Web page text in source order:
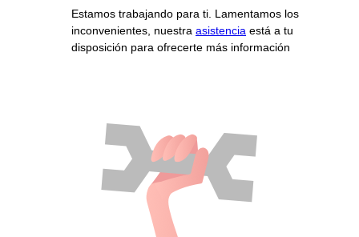
Estamos trabajando para ti. Lamentamos los
inconvenientes, nuestra asistencia está a tu
disposición para ofrecerte más información